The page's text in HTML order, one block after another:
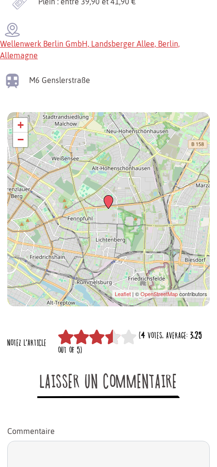
Wellenwerk Berlin GmbH, Landsberger Allee, Berlin,
Allemagne
M6 Genslerstraße
+
−
Leaflet | ©OpenStreetMapcontributors
NOTEZ L'ARTICLE
(4VOTES, AVERAGE: 3,25
OUT OF 5)
LAISSER UN COMMENTAIRE
Commentaire